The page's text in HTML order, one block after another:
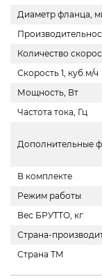
Диаметр фланца,
Количество
Скорость 1, куб.м/ч
Мощность, Вт
Частота тока, Гц
Дополнительные
В комплекте
Режим работы
Вес БРУТТО, кг
Страна-
Страна ТМ